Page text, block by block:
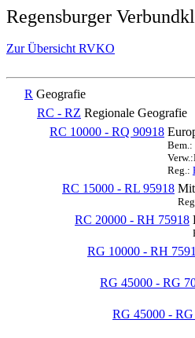
Regensburger
Zur Übersicht RVKO
R Geografie
RC - RZ Regionale Geografie
RC 10000 - RQ 90918
Bem.:
Reg.:
RC 15000 - RL 95918
RC 20000 - RH 75918
RG 10000 - RH
RG 45000 - RG
RG 45000 -